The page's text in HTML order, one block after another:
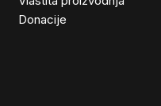
Donacije